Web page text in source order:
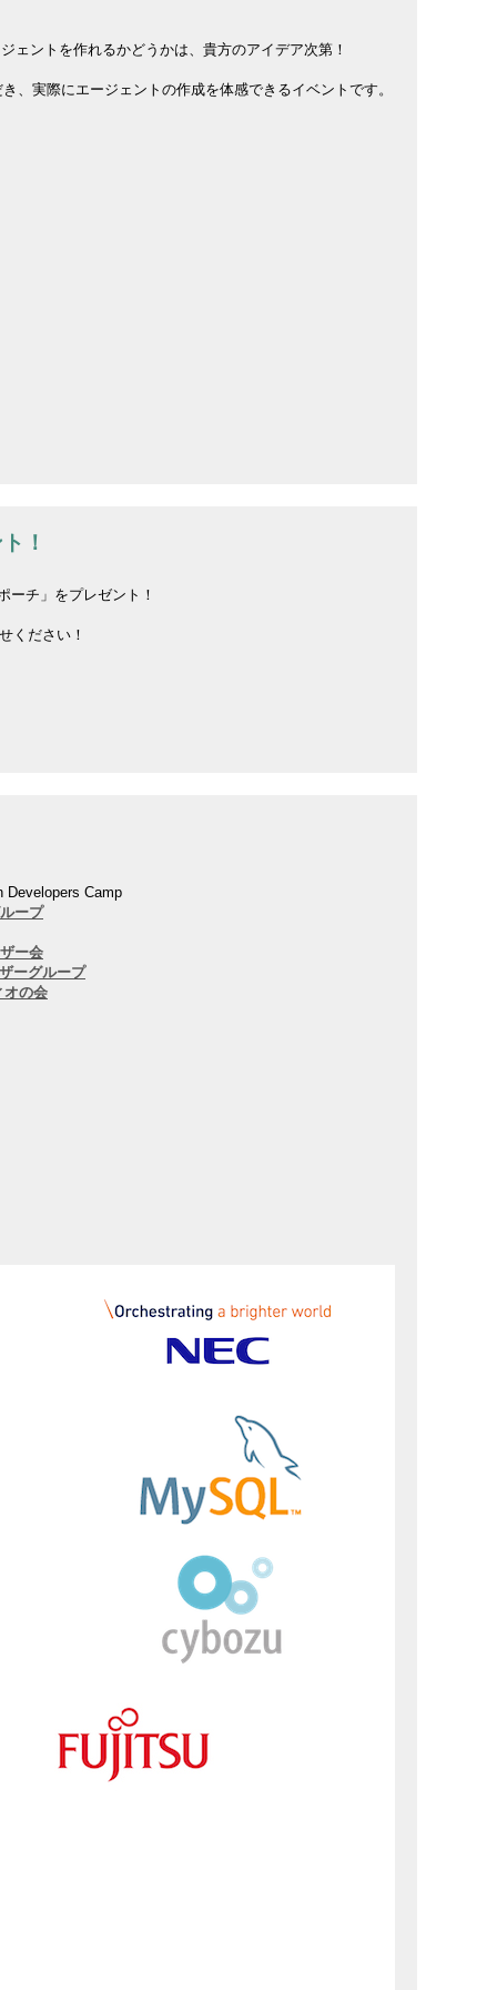
ェントを作れるかどうかは、貴方のアイデア次第！
、実際にエージェントの作成を体感できるイベントです。
！
チ」をプレゼント！
ください！
Developers Camp
ープ
ー会
ーグループ
オの会